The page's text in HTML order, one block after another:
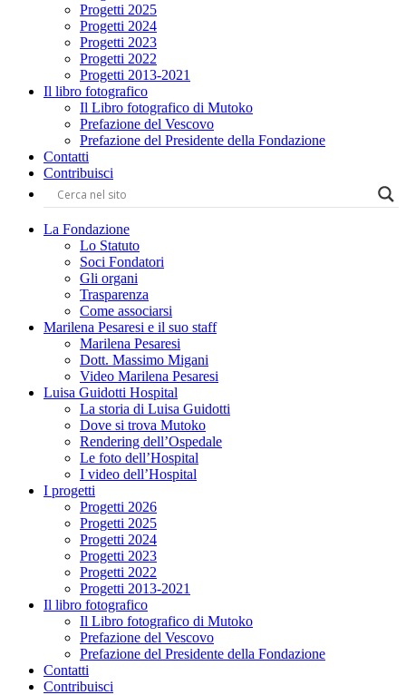
Progetti 2025
Progetti 2024
Progetti 2023
Progetti 2022
Progetti 2013-2021
Il libro fotografico
Il Libro fotografico di Mutoko
Prefazione del Vescovo
Prefazione del Presidente della Fondazione
Contatti
Contribuisci
La Fondazione
Lo Statuto
Soci Fondatori
Gli organi
Trasparenza
Come associarsi
Marilena Pesaresi e il suo staff
Marilena Pesaresi
Dott. Massimo Migani
Video Marilena Pesaresi
Luisa Guidotti Hospital
La storia di Luisa Guidotti
Dove si trova Mutoko
Rendering dell’Ospedale
Le foto dell’Hospital
I video dell’Hospital
I progetti
Progetti 2026
Progetti 2025
Progetti 2024
Progetti 2023
Progetti 2022
Progetti 2013-2021
Il libro fotografico
Il Libro fotografico di Mutoko
Prefazione del Vescovo
Prefazione del Presidente della Fondazione
Contatti
Contribuisci